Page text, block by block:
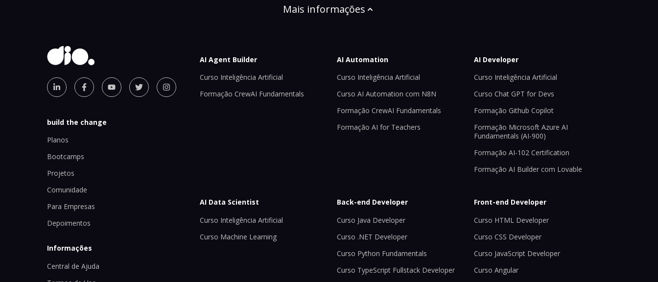
Mais informações
build the change
Planos
Bootcamps
Projetos
Comunidade
Para Empresas
Depoimentos
Informações
Central de Ajuda
AI Agent Builder
Curso Inteligência Artificial
Formação CrewAI Fundamentals
AI Automation
Curso Inteligência Artificial
Curso AI Automation com N8N
Formação CrewAI Fundamentals
Formação AI for Teachers
AI Developer
Curso Inteligência Artificial
Curso Chat GPT for Devs
Formação Github Copilot
Formação Microsoft Azure AI
Fundamentals (AI-900)
Formação AI-102 Certification
Formação AI Builder com Lovable
AI Data Scientist
Curso Inteligência Artificial
Curso Machine Learning
Back-end Developer
Curso Java Developer
Curso .NET Developer
Curso Python Fundamentals
Curso TypeScript Fullstack Developer
Front-end Developer
Curso HTML Developer
Curso CSS Developer
Curso JavaScript Developer
Curso Angular